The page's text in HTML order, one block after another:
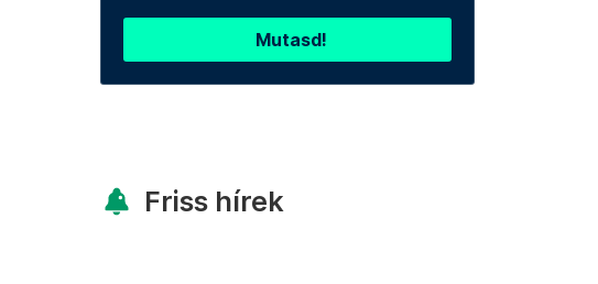
Mutasd!
Friss hírek